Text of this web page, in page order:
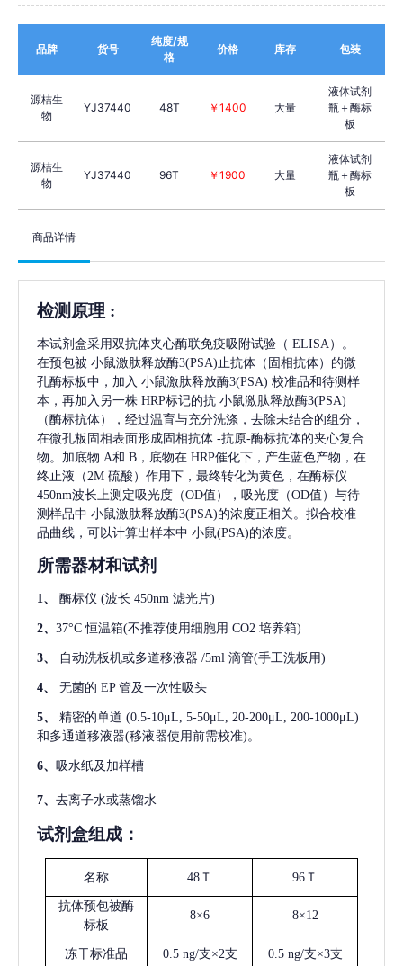
品牌 货号
纯度/规
格
价格 库存 包装
源桔生
物
YJ37440 48T ￥1400 大量
液体试剂
瓶＋酶标
板
源桔生
物
YJ37440 96T ￥1900 大量
液体试剂
瓶＋酶标
板
商品详情
检测原理 :
本试剂盒采用双抗体夹心酶联免疫吸附试验（ ELISA）。
在预包被 小鼠激肽释放酶3(PSA) 止抗体（固相抗体）的微
孔酶标板中，加入 小鼠激肽释放酶3(PSA) 校准品和待测样
本，再加入另一株 HRP标记的抗 小鼠激肽释放酶3(PSA)
（酶标抗体），经过温育与充分洗涤，去除未结合的组分，
在微孔板固相表面形成固相抗体 -抗原-酶标抗体的夹心复合
物。加底物 A和 B，底物在 HRP催化下，产生蓝色产物，在
终止液（2M 硫酸）作用下，最终转化为黄色，在酶标仪
450nm波长上测定吸光度（OD值），吸光度（OD值）与待
测样品中 小鼠激肽释放酶3(PSA)的浓度正相关。拟合校准
品曲线，可以计算出样本中 小鼠(PSA)的浓度。
所需器材和试剂
1、 酶标仪 (波长 450nm 滤光片)
2、 37°C 恒温箱(不推荐使用细胞用 CO2 培养箱)
3、 自动洗板机或多道移液器 /5ml 滴管(手工洗板用)
4、 无菌的 EP 管及一次性吸头
5、 精密的单道 (0.5-10μL, 5-50μL, 20-200μL, 200-1000μL)
和多通道移液器(移液器使用前需校准)。
6、 吸水纸及加样槽
7、 去离子水或蒸馏水
试剂盒组成：
名称 48Ｔ 96Ｔ
抗体预包被酶
标板
8×6 8×12
冻干标准品 0.5 ng/支×2支 0.5 ng/支×3支